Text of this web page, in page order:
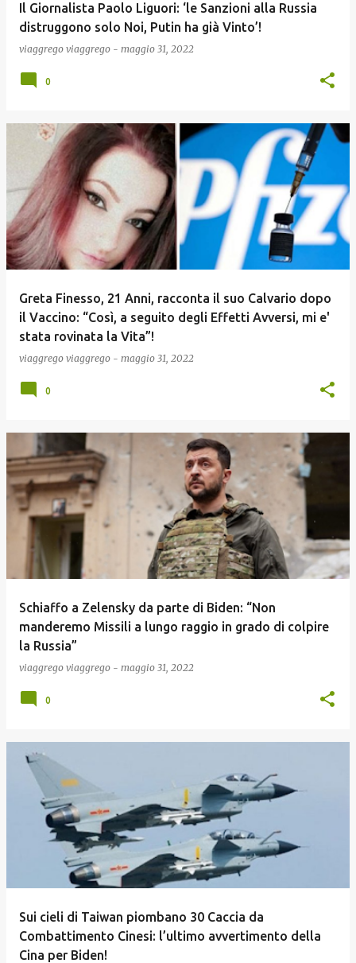
Il Giornalista Paolo Liguori: ‘le Sanzioni alla Russia
distruggono solo Noi, Putin ha già Vinto’!
viaggrego viaggrego - maggio 31, 2022
0
Greta Finesso, 21 Anni, racconta il suo Calvario dopo
il Vaccino: “Così, a seguito degli Effetti Avversi, mi e'
stata rovinata la Vita”!
viaggrego viaggrego - maggio 31, 2022
0
Schiaffo a Zelensky da parte di Biden: “Non
manderemo Missili a lungo raggio in grado di colpire
la Russia”
viaggrego viaggrego - maggio 31, 2022
0
Sui cieli di Taiwan piombano 30 Caccia da
Combattimento Cinesi: l’ultimo avvertimento della
Cina per Biden!